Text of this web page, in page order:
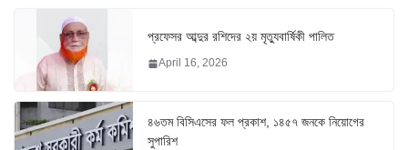
প্রফেসর আব্দুর রশিদের ২য় মৃত্যুবার্ষিকী পালিত
April 16, 2026
৪৬তম বিসিএসের ফল প্রকাশ, ১৪৫৭ জনকে নিয়োগের
সুপারিশ